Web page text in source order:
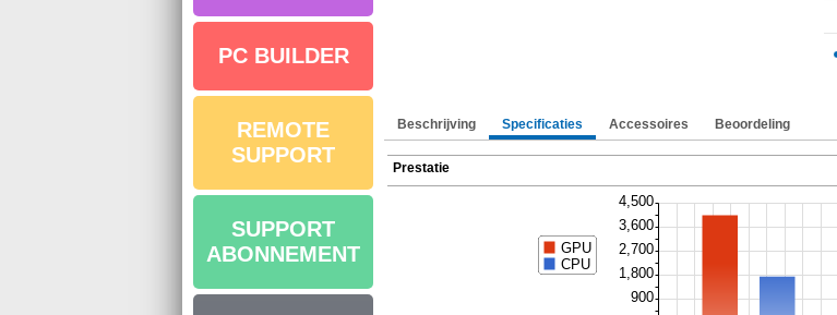
PC BUILDER
REMOTE
SUPPORT
SUPPORT
ABONNEMENT
Beschrijving Specificaties Accessoires Beoordeling
Prestatie